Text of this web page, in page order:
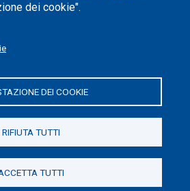
dei cookie".
DEI COOKIE
RIFIUTA TUTTI
TUTTI
Duca degli Abruzzi, 24 | 10129
00518460019 | PEC